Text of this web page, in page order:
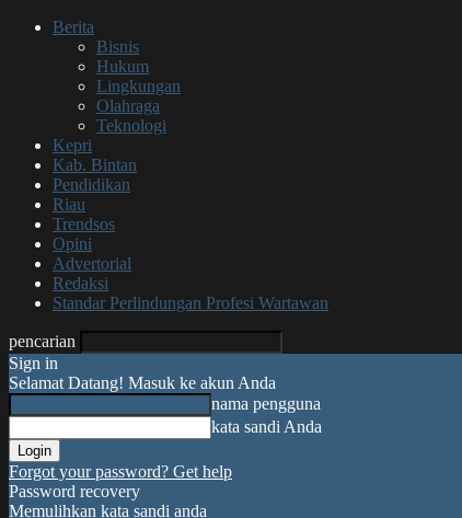
Berita
Bisnis
Hukum
Lingkungan
Olahraga
Teknologi
Kepri
Kab. Bintan
Pendidikan
Riau
Trendsos
Opini
Advertorial
Redaksi
Standar Perlindungan Profesi Wartawan
pencarian
Sign in
Selamat Datang! Masuk ke akun Anda
nama pengguna
kata sandi Anda
Forgot your password? Get help
Password recovery
Memulihkan kata sandi anda